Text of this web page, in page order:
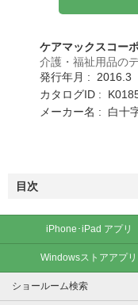
ケアマックスコー
介護・福祉用品の
発行年月 : 2016.3
カタログID :
メーカー名 : 白十
目次
iPhone･iPad アプリ
Windowsストアアプリ
ショールーム検索